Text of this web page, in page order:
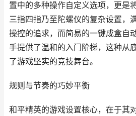
置中的多种操作自定义选项，更是
三指四指乃至陀螺仪的复杂设置，
操控的追求，而简易的一键成盒自
手提供了温和的入门阶梯，这种从
了游戏坚实的竞技舞台。
规则与节奏的巧妙平衡
和平精英的游戏设置核心，在于其